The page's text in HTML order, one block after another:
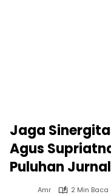
Jaga
Agus
Puluhan
Amr
2 Min Baca